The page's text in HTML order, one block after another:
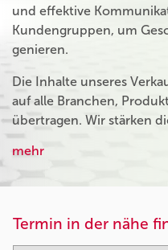
und effektive
Kundengruppen, um
genieren.
Die Inhalte unseres
auf alle Branchen,
übertragen. Wir stärken
mehr
Termin in der nähe